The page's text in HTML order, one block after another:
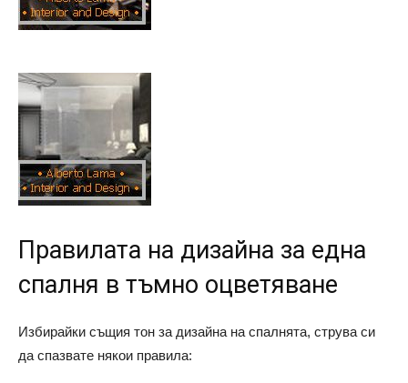
Правилата на дизайна за една
спалня в тъмно оцветяване
Избирайки същия тон за дизайна на спалнята, струва си
да спазвате някои правила: